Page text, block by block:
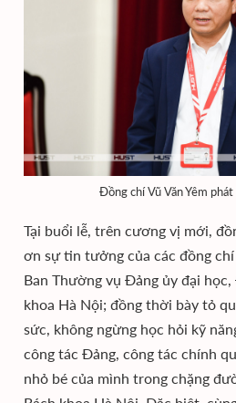
Đồng chí Vũ Văn Yêm
Tại buổi lễ, trên cương vị mới,
ơn sự tin tưởng của các đồng
Ban Thường vụ Đảng ủy đại
khoa Hà Nội; đồng thời bày tỏ
sức, không ngừng học hỏi kỹ
công tác Đảng, công tác chính
nhỏ bé của mình trong chặng